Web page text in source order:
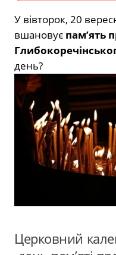
У вівторок, 20
вшановує пам’ять
день?
Церковний